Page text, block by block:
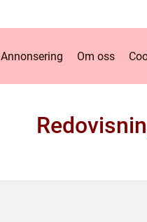
Annonsering Om oss